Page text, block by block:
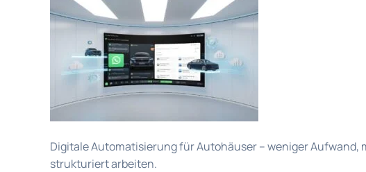
Digitale Automatisierung für Autohäuser – weniger Aufwand,
strukturiert arbeiten.